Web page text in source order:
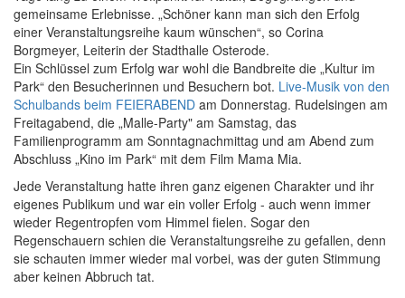
gemeinsame Erlebnisse. „Schöner kann man sich den Erfolg
einer Veranstaltungsreihe kaum wünschen“, so Corina
Borgmeyer, Leiterin der Stadthalle Osterode.
Ein Schlüssel zum Erfolg war wohl die Bandbreite die „Kultur im
Park“ den Besucherinnen und Besuchern bot. Live-Musik von den
Schulbands beim FEIERABEND am Donnerstag. Rudelsingen am
Freitagabend, die „Malle-Party" am Samstag, das
Familienprogramm am Sonntagnachmittag und am Abend zum
Abschluss „Kino im Park“ mit dem Film Mama Mia.
Jede Veranstaltung hatte ihren ganz eigenen Charakter und ihr
eigenes Publikum und war ein voller Erfolg - auch wenn immer
wieder Regentropfen vom Himmel fielen. Sogar den
Regenschauern schien die Veranstaltungsreihe zu gefallen, denn
sie schauten immer wieder mal vorbei, was der guten Stimmung
aber keinen Abbruch tat.